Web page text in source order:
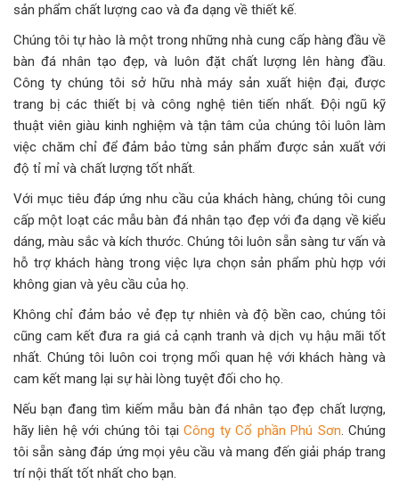
sản phẩm chất lượng cao và đa dạng về thiết kế.
Chúng tôi tự hào là một trong những nhà cung cấp hàng đầu về
bàn đá nhân tạo đẹp, và luôn đặt chất lượng lên hàng đầu.
Công ty chúng tôi sở hữu nhà máy sản xuất hiện đại, được
trang bị các thiết bị và công nghệ tiên tiến nhất. Đội ngũ kỹ
thuật viên giàu kinh nghiệm và tận tâm của chúng tôi luôn làm
việc chăm chỉ để đảm bảo từng sản phẩm được sản xuất với
độ tỉ mỉ và chất lượng tốt nhất.
Với mục tiêu đáp ứng nhu cầu của khách hàng, chúng tôi cung
cấp một loạt các mẫu bàn đá nhân tạo đẹp với đa dạng về kiểu
dáng, màu sắc và kích thước. Chúng tôi luôn sẵn sàng tư vấn và
hỗ trợ khách hàng trong việc lựa chọn sản phẩm phù hợp với
không gian và yêu cầu của họ.
Không chỉ đảm bảo vẻ đẹp tự nhiên và độ bền cao, chúng tôi
cũng cam kết đưa ra giá cả cạnh tranh và dịch vụ hậu mãi tốt
nhất. Chúng tôi luôn coi trọng mối quan hệ với khách hàng và
cam kết mang lại sự hài lòng tuyệt đối cho họ.
Nếu bạn đang tìm kiếm mẫu bàn đá nhân tạo đẹp chất lượng,
hãy liên hệ với chúng tôi tạiCông ty Cổ phần Phú Sơn. Chúng
tôi sẵn sàng đáp ứng mọi yêu cầu và mang đến giải pháp trang
trí nội thất tốt nhất cho bạn.